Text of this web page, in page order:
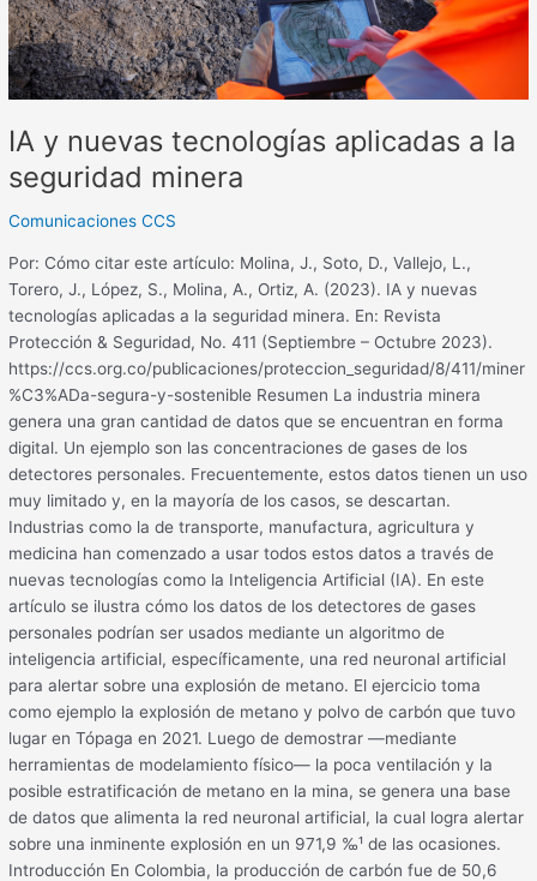
IA y nuevas tecnologías aplicadas a la
seguridad minera
Comunicaciones CCS
Por: Cómo citar este artículo: Molina, J., Soto, D., Vallejo, L.,
Torero, J., López, S., Molina, A., Ortiz, A. (2023). IA y nuevas
tecnologías aplicadas a la seguridad minera. En: Revista
Protección & Seguridad, No. 411 (Septiembre – Octubre 2023).
https://ccs.org.co/publicaciones/proteccion_seguridad/8/411/miner
%C3%ADa-segura-y-sostenible Resumen La industria minera
genera una gran cantidad de datos que se encuentran en forma
digital. Un ejemplo son las concentraciones de gases de los
detectores personales. Frecuentemente, estos datos tienen un uso
muy limitado y, en la mayoría de los casos, se descartan.
Industrias como la de transporte, manufactura, agricultura y
medicina han comenzado a usar todos estos datos a través de
nuevas tecnologías como la Inteligencia Artificial (IA). En este
artículo se ilustra cómo los datos de los detectores de gases
personales podrían ser usados mediante un algoritmo de
inteligencia artificial, específicamente, una red neuronal artificial
para alertar sobre una explosión de metano. El ejercicio toma
como ejemplo la explosión de metano y polvo de carbón que tuvo
lugar en Tópaga en 2021. Luego de demostrar —mediante
herramientas de modelamiento físico— la poca ventilación y la
posible estratificación de metano en la mina, se genera una base
de datos que alimenta la red neuronal artificial, la cual logra alertar
sobre una inminente explosión en un 971,9 ‰¹ de las ocasiones.
Introducción En Colombia, la producción de carbón fue de 50,6
minera